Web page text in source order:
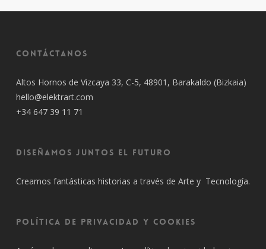
Contáctanos
Altos Hornos de Vizcaya 33, C-5, 48901, Barakaldo (Bizkaia)
hello@elektrart.com
+34 647 39 11 71
Diseñamos juntos el futuro
Creamos fantásticas historias a través de Arte y Tecnología.
Política de privacidad y cookies